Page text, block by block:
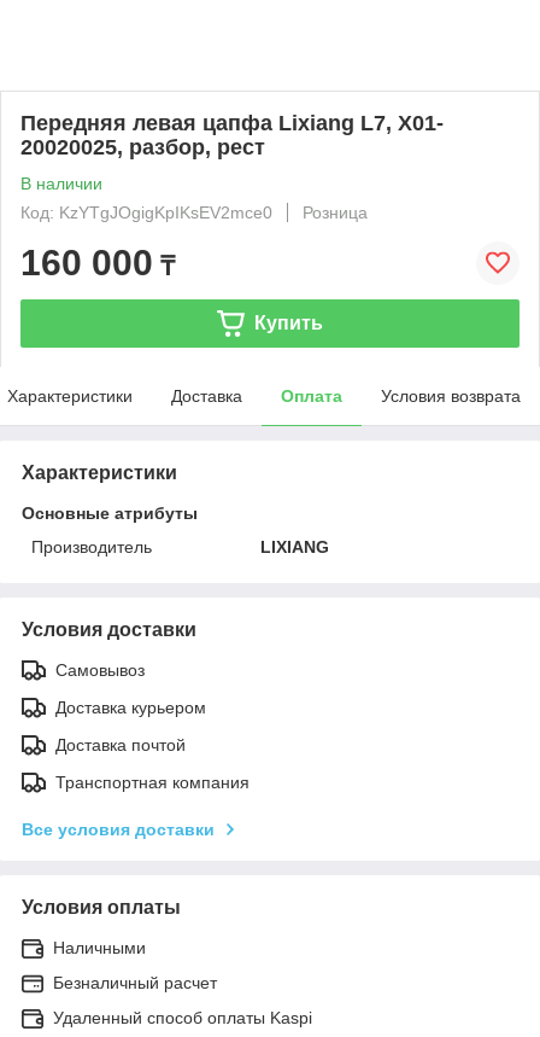
Передняя левая цапфа Lixiang L7, X01-
20020025, разбор, рест
В наличии
Код: KzYTgJOgigKpIKsEV2mce0
Розница
160 000 ₸
Купить
Характеристики Доставка Оплата Условия возврата
Характеристики
Основные атрибуты
Производитель
LIXIANG
Условия доставки
Самовывоз
Доставка курьером
Доставка почтой
Транспортная компания
Все условия доставки
Условия оплаты
Наличными
Безналичный расчет
Удаленный способ оплаты Kaspi